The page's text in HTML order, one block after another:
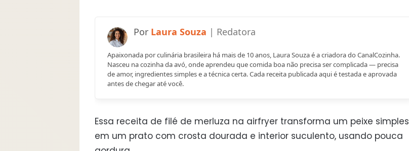
Laura Souza
Apaixonada por culinária brasileira há mais de 10 anos, Laura Souza é a criadora do CanalCozinha.
Nasceu na cozinha da avó, onde aprendeu que comida boa não precisa ser complicada — precisa
de amor, ingredientes simples e a técnica certa. Cada receita publicada aqui é testada e aprovada
antes de chegar até você.
Essa receita de filé de merluza na airfryer transforma um peixe simples
em um prato com crosta dourada e interior suculento, usando pouca